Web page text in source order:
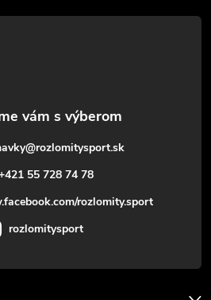
@rozlomitysport.sk
55 728 74 78
rozlomity.sport
rozlomitysport